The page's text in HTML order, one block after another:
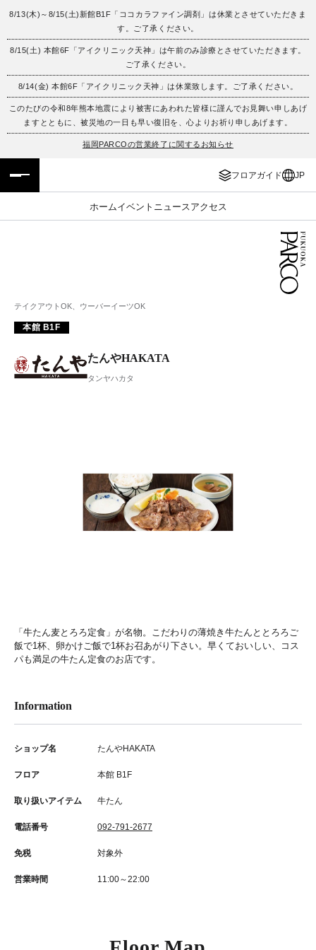
8/13(木)～8/15(土)新館B1F「ココカラファイン調剤」は休業とさせていただきま
す。ご了承ください。
8/15(土) 本館6F「アイクリニック天神」は午前のみ診療とさせていただきます。
ご了承ください。
8/14(金) 本館6F「アイクリニック天神」は休業致します。ご了承ください。
このたびの令和8年熊本地震により被害にあわれた皆様に謹んでお見舞い申しあげ
ますとともに、被災地の一日も早い復旧を、心よりお祈り申しあげます。
福岡PARCOの営業終了に関するお知らせ
フロアガイド JP
ホームイベント ニュース アクセス
フロアガイド
施設案内・アクセス
イベント・ポップアップ
レストラン・カフェ
ENGLISH
繁体字
簡体字
ภาษาไทย
テイクアウトOK、ウーバーイーツOK
本館 B1F
たんやHAKATA
タンヤハカタ
「牛たん麦とろろ定食」が名物。こだわりの薄焼き牛たんととろろご
飯で1杯、卵かけご飯で1杯お召あがり下さい。早くておいしい、コス
パも満足の牛たん定食のお店です。
Information
ショップ名 たんやHAKATA
フロア 本館 B1F
取り扱いアイテム 牛たん
電話番号 092-791-2677
免税 対象外
営業時間 11:00～22:00